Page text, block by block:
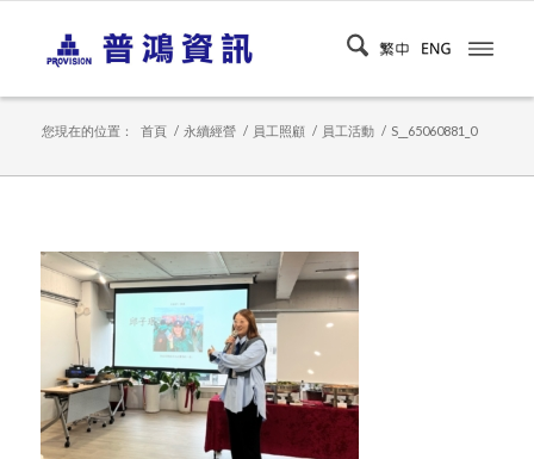
您現在的位置： 首頁 / 永續經營 / 員工照顧 / 員工活動 / S__65060881_0